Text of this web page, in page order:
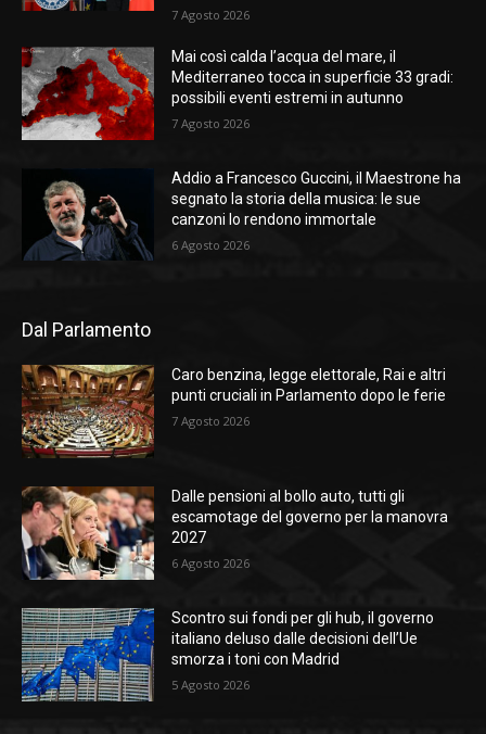
7 Agosto 2026
Mai così calda l’acqua del mare, il
Mediterraneo tocca in superficie 33 gradi:
possibili eventi estremi in autunno
7 Agosto 2026
Addio a Francesco Guccini, il Maestrone ha
segnato la storia della musica: le sue
canzoni lo rendono immortale
6 Agosto 2026
Dal Parlamento
Caro benzina, legge elettorale, Rai e altri
punti cruciali in Parlamento dopo le ferie
7 Agosto 2026
Dalle pensioni al bollo auto, tutti gli
escamotage del governo per la manovra
2027
6 Agosto 2026
Scontro sui fondi per gli hub, il governo
italiano deluso dalle decisioni dell’Ue
smorza i toni con Madrid
5 Agosto 2026